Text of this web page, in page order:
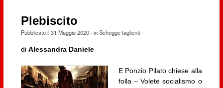
Plebiscito
Pubblicato il31 Maggio 2020· inSchegge taglienti·
di Alessandra Daniele
E Ponzio Pilato chiese alla
folla – Volete socialismo o